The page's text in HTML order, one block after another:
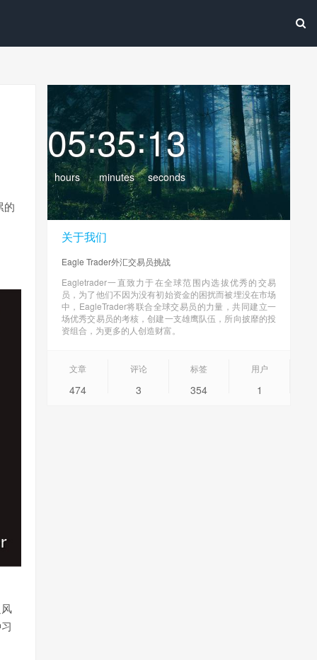
的
05
hours
:35
minutes
:14
seconds
关于我们
Eagle Trader外汇交易员挑战
Eagletrader一直致力于在全球范围内选拔优秀的交易
员，为了他们不因为没有初始资金的困扰而被埋没在市场
中，EagleTrader将联合全球交易员的力量，共同建立一
场优秀交易员的考核，创建一支雄鹰队伍，所向披靡的投
资组合，为更多的人创造财富。
文章
474
评论
3
标签
354
用户
1